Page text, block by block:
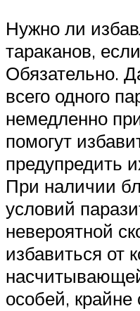
Нужно ли
тараканов,
Обязательно.
всего одного
немедленно
помогут
предупредить
При наличии
условий
невероятной
избавиться от
особей, крайне